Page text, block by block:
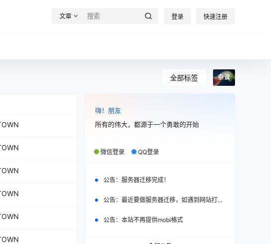
文章 登录 快速注册
全部标签 杂谈
嗨！朋友
所有的伟大，都源于一个勇敢的开始
微信登录 QQ登录
公告： 服务器迁移完成！
公告： 最近要做服务器迁移，如遇到网站打不开，请改日再试。
公告： 本站不再提供mobi格式